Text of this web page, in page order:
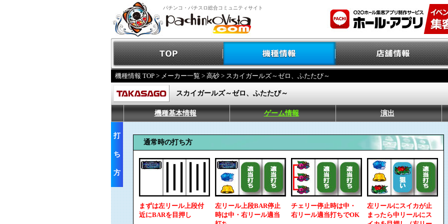
パチンコ・パチスロ総合コミュニティサイト
機種情報 TOP > メーカー一覧 > 高砂 > スカイガールズ～ゼロ、ふたたび～
スカイガールズ～ゼロ、ふたたび～
機種基本情報 ゲーム情報 演出
打
ち
方
通常時の打ち方
まずは左リール上段付
近にBARを目押し
左リール上段BAR停止
時は中・右リール適当
チェリー停止時は中・
右リール適当打ちでOK
左リールにスイカが止
まったら中リールにス